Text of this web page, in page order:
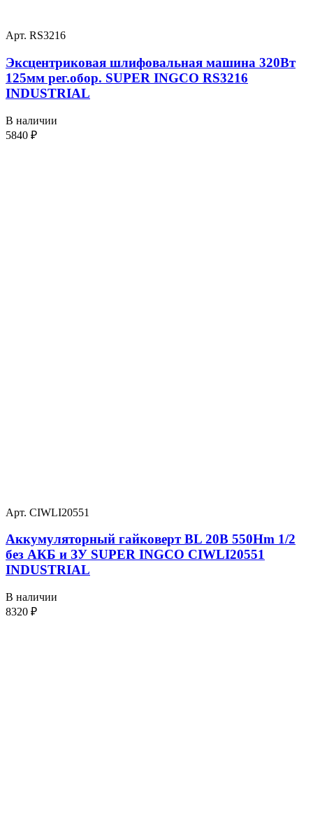
Арт. RS3216
Эксцентриковая шлифовальная машина 320Вт
125мм рег.обор. SUPER INGCO RS3216
INDUSTRIAL
В наличии
5840 ₽
Арт. CIWLI20551
Аккумуляторный гайковерт BL 20В 550Hm 1/2
без АКБ и ЗУ SUPER INGCO CIWLI20551
INDUSTRIAL
В наличии
8320 ₽